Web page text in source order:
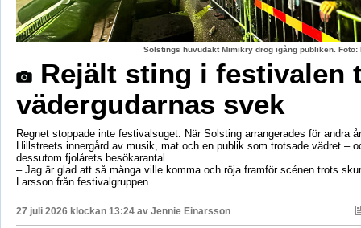
Solstings huvudakt Mimikry drog igång publiken.
Rejält sting i festivalen
vädergudarnas svek
Regnet stoppade inte festivalsuget. När Solsting arrangerades för andra
Hillstreets innergård av musik, mat och en publik som trotsade vädret –
dessutom fjolårets besökarantal.
– Jag är glad att så många ville komma och röja framför scénen trots
Larsson från festivalgruppen.
27 juli 2026 klockan 13:24 av Jennie Einarsson